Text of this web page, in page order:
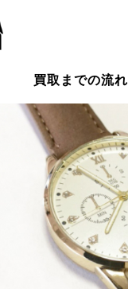
買取までの流れ